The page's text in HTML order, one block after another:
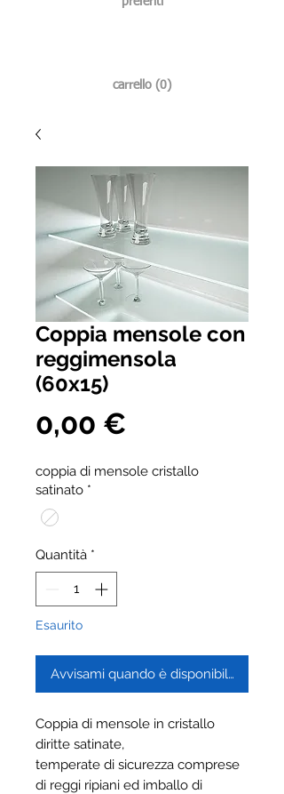
carrello (0)
Coppia mensole con
reggimensola
(60x15)
0,00 €
coppia di mensole cristallo
satinato *
Quantità *
Esaurito
Avvisami quando è disponibile
Coppia di mensole in cristallo
diritte satinate,
temperate di sicurezza comprese
di reggi ripiani ed imballo di